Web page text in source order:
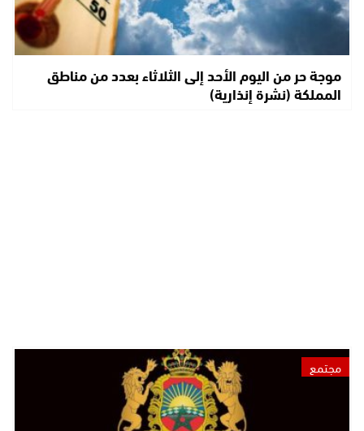
موجة حر من اليوم الأحد إلى الثلاثاء بعدد من مناطق
المملكة (نشرة إنذارية)
مجتمع